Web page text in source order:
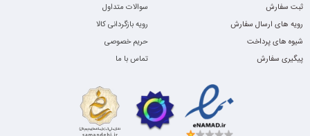
استحکام بدنه شناخته می‌شود. مدل 840 G8 نیز از این قاعده مستثنا
نیست. بدنه‌ی فلزی و سبک آن حس یک لپ‌تاپ پریمیوم را منتقل
می‌کند و در استفاده‌های طولانی خسته‌کننده نیست. کیبورد جزیره‌ای، نور
پس‌زمینه و تاچ‌پد بسیار دقیق، تجربه تایپ حرفه‌ای را تضمین می‌کنند.
ثبت سفارش
رویه های ارسال سفارش
شیوه های پرداخت
پیگیری سفارش
سوالات متداول
رویه بازگردانی کالا
حریم خصوصی
تماس با ما